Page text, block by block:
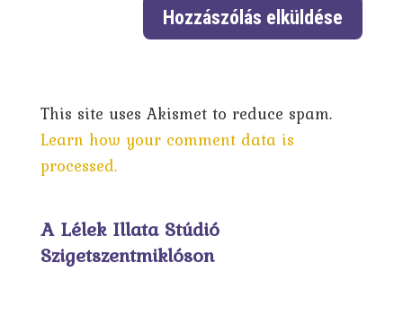
This site uses Akismet to reduce spam.
Learn how your comment data is
processed.
A Lélek Illata Stúdió
Szigetszentmiklóson